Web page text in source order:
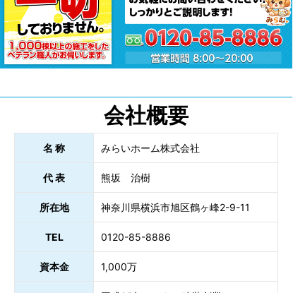
会社概要
名 称 みらいホーム株式会社
代 表 熊坂 治樹
所在地 神奈川県横浜市旭区鶴ヶ峰2-9-11
TEL 0120-85-8886
資本金 1,000万